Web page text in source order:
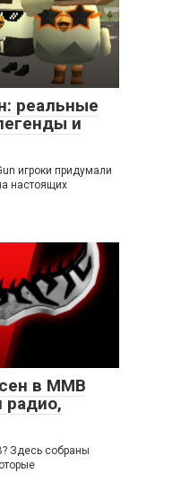
реальные
и
игроки придумали
настоящих
в ММВ
радио,
Здесь собраны